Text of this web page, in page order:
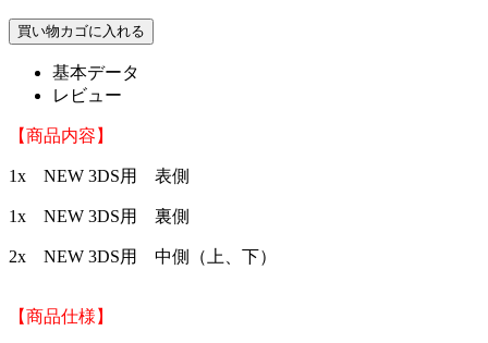
基本データ
レビュー
【商品内容】
1x NEW 3DS用 表側
1x NEW 3DS用 裏側
2x NEW 3DS用 中側（上、下）
【商品仕様】